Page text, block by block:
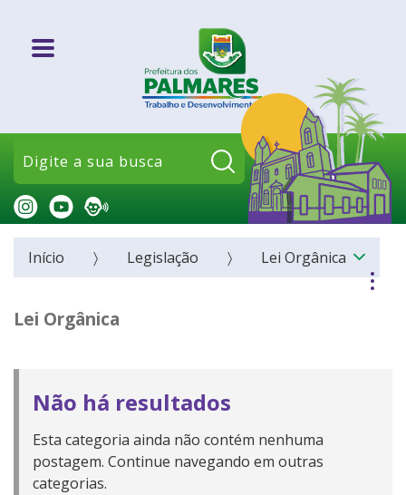
Pesquisar:
Início Legislação Lei Orgânica
Lei Orgânica
Não há resultados
Esta categoria ainda não contém nenhuma
postagem. Continue navegando em outras
categorias.